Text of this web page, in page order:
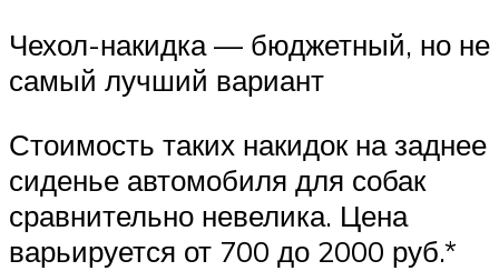
Чехол-накидка — бюджетный, но не
самый лучший вариант
Стоимость таких накидок на заднее
сиденье автомобиля для собак
сравнительно невелика. Цена
варьируется от 700 до 2000 руб.*